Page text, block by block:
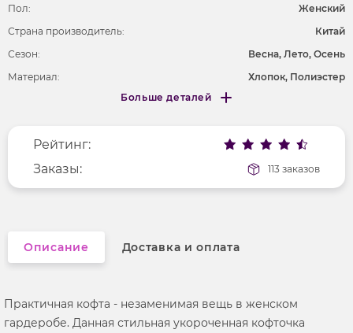
Пол:
Женский
Страна производитель:
Китай
Сезон:
Весна, Лето, Осень
Материал:
Хлопок, Полиэстер
Покрой
укороченный
Рисунок
без рисунка
Вырез горловины
отложной воротник
Больше деталей
Меньше деталей
Рейтинг:
Заказы:
113 заказов
Описание Доставка и оплата
Практичная кофта - незаменимая вещь в женском
гардеробе. Данная стильная укороченная кофточка